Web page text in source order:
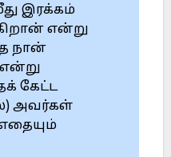
இரக்கம்
என்று
நான்
கேட்ட
அவர்கள்